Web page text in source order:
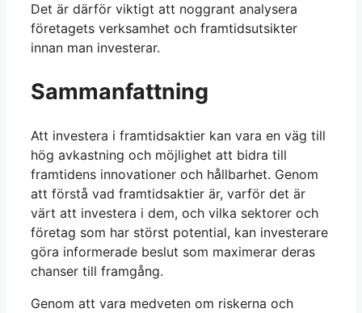
Det är därför viktigt att noggrant analysera
företagets verksamhet och framtidsutsikter
innan man investerar.
Sammanfattning
Att investera i framtidsaktier kan vara en väg till
hög avkastning och möjlighet att bidra till
framtidens innovationer och hållbarhet. Genom
att förstå vad framtidsaktier är, varför det är
värt att investera i dem, och vilka sektorer och
företag som har störst potential, kan investerare
göra informerade beslut som maximerar deras
chanser till framgång.
Genom att vara medveten om riskerna och